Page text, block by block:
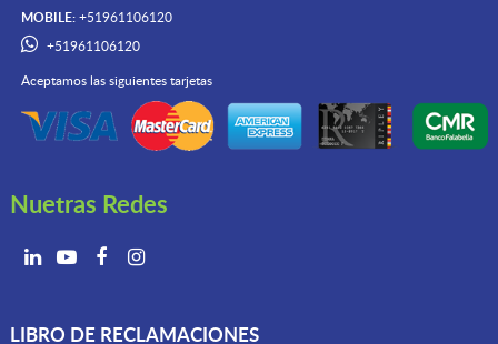
MOBILE:+51961106120
+51961106120
Aceptamos las siguientes tarjetas
Nuetras Redes
LIBRO DE RECLAMACIONES